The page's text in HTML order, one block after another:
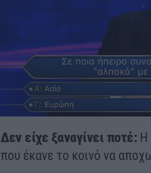
Δεν είχε ξαναγίνει ποτέ: Η
που έκανε το κοινό να